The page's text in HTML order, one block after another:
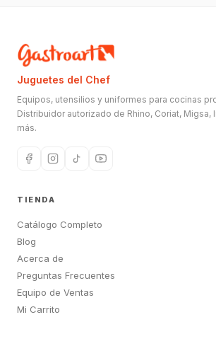
Juguetes del Chef
Equipos, utensilios y uniformes para cocinas
Distribuidor autorizado de Rhino, Coriat, Migsa,
más.
TIENDA
Catálogo Completo
Blog
Acerca de
Preguntas Frecuentes
Equipo de Ventas
Mi Carrito